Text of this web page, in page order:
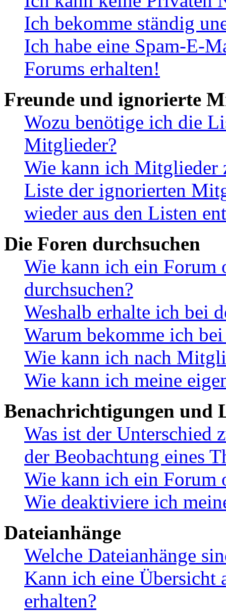
Ich bekomme ständig
Ich habe eine Spam-E-
Forums erhalten!
Freunde und ignorierte
Wozu benötige ich die
Mitglieder?
Wie kann ich Mitglieder
Liste der ignorierten
wieder aus den Listen
Die Foren durchsuchen
Wie kann ich ein Forum
durchsuchen?
Weshalb erhalte ich bei
Warum bekomme ich
Wie kann ich nach
Wie kann ich meine
Benachrichtigungen und
Was ist der Unterschied
der Beobachtung eines
Wie kann ich ein Forum
Wie deaktiviere ich
Dateianhänge
Welche Dateianhänge
Kann ich eine Übersicht
erhalten?